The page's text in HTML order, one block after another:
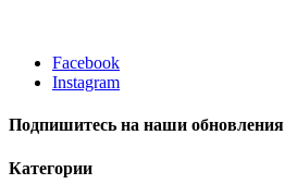
Facebook
Instagram
Подпишитесь на наши обновления
Категории